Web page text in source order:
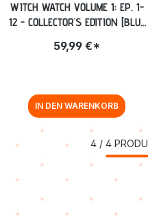
WITCH WATCH VOLUME 1: EP. 1-
12 - COLLECTOR'S EDITION [BLU-
59,99 €*
IN DEN WARENKORB
4 / 4